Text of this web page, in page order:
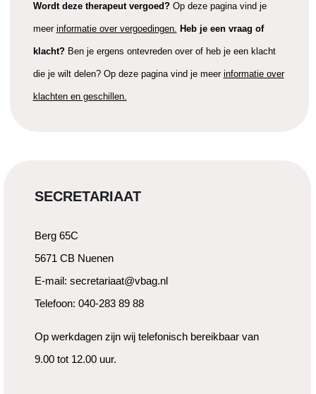
Wordt deze therapeut vergoed?Op deze pagina vind je
meer informatie over vergoedingen. Heb je een vraag of
klacht? Ben je ergens ontevreden over of heb je een klacht
die je wilt delen? Op deze pagina vind je meer informatie over
klachten en geschillen.
SECRETARIAAT
Berg 65C
5671 CB Nuenen
E-mail: secretariaat@vbag.nl
Telefoon: 040-283 89 88
Op werkdagen zijn wij telefonisch bereikbaar van
9.00 tot 12.00 uur.